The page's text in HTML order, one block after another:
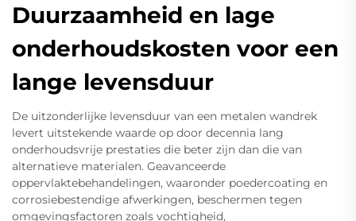
Duurzaamheid en lage
onderhoudskosten voor een
lange levensduur
De uitzonderlijke levensduur van een metalen wandrek
levert uitstekende waarde op door decennia lang
onderhoudsvrije prestaties die beter zijn dan die van
alternatieve materialen. Geavanceerde
oppervlaktebehandelingen, waaronder poedercoating en
corrosiebestendige afwerkingen, beschermen tegen
omgevingsfactoren zoals vochtigheid,